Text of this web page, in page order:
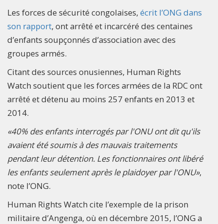
Les forces de sécurité congolaises, écrit l’ONG dans
son rapport, ont arrêté et incarcéré des centaines
d’enfants soupçonnés d’association avec des
groupes armés.
Citant des sources onusiennes, Human Rights
Watch soutient que les forces armées de la RDC ont
arrêté et détenu au moins 257 enfants en 2013 et
2014.
«40% des enfants interrogés par l'ONU ont dit qu'ils
avaient été soumis à des mauvais traitements
pendant leur détention. Les fonctionnaires ont libéré
les enfants seulement après le plaidoyer par l'ONU»,
note l’ONG.
Human Rights Watch cite l’exemple de la prison
militaire d’Angenga, où en décembre 2015, l’ONG a